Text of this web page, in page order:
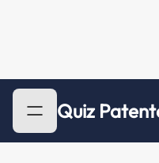
Quiz